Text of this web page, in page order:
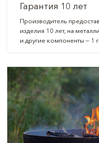
Гарантия 10 лет
Производитель
изделия 10 лет, на
и другие компоненты — 1